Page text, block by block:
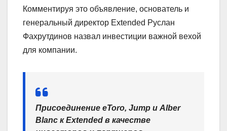
Комментируя это объявление, основатель и
генеральный директор Extended Руслан
Фахрутдинов назвал инвестиции важной вехой
для компании.
Присоединение eToro, Jump и Alber
Blanc к Extended в качестве